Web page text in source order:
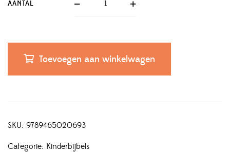
AANTAL
Toevoegen aan winkelwagen
SKU: 9789465020693
Categorie: Kinderbijbels